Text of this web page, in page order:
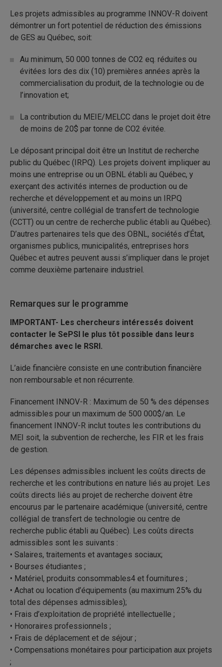
Les projets admissibles au programme INNOV-R doivent
démontrer un fort potentiel de réduction des émissions
de GES au Québec, soit:
Au minimum, 50 000 tonnes de CO2 eq. réduites ou
évitées lors des dix (10) premières années après la
commercialisation du produit, de la technologie ou de
l’innovation et;
La contribution du MEIE/MELCC dans le projet doit être
de moins de 20$ par tonne de CO2 évitée.
Le déposant principal doit être un Institut de recherche
public du Québec (IRPQ). Les projets doivent impliquer au
moins une entreprise ou un OBNL établi au Québec, y
exerçant des activités internes de production ou de
recherche et développement et au moins un IRPQ
(université, centre collégial de transfert de technologie
(CCTT) ou un centre de recherche public établi au Québec).
D’autres partenaires tels que des OBNL, sociétés d’État,
organismes publics, municipalités, entreprises hors
Québec et autres peuvent aussi s’impliquer dans le projet
comme deuxième partenaire industriel.
Remarques sur le programme
IMPORTANT- Les chercheurs intéressés doivent
contacter le SePSI le plus tôt possible dans leurs
démarches avec le RSRI.
L’aide financière consiste en une contribution financière
non remboursable et non récurrente.
Financement INNOV-R : Maximum de 50 % des dépenses
admissibles pour un maximum de 500 000$/an. Le
financement INNOV-R inclut toutes les contributions du
MEI soit, la subvention de recherche, les FIR et les frais
de gestion.
Les dépenses admissibles incluent les coûts directs de
recherche et les contributions en nature liés au projet. Les
coûts directs liés au projet de recherche doivent être
encourus par le partenaire académique (université, centre
collégial de transfert de technologie ou centre de
recherche public établi au Québec). Les coûts directs
admissibles sont les suivants :
• Salaires, traitements et avantages sociaux;
• Bourses étudiantes ;
• Matériel, produits consommables4 et fournitures ;
• Achat ou location d’équipements (au maximum 25% du
total des dépenses admissibles);
• Frais d’exploitation de propriété intellectuelle ;
• Honoraires professionnels ;
• Frais de déplacement et de séjour ;
• Compensations monétaires pour participation aux projets
;